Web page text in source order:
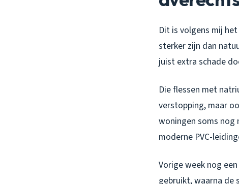
Dit is volgens mij
sterker zijn dan
juist extra schade
Die flessen met
verstopping, maar
woningen soms nog
moderne PVC-
Vorige week nog
gebruikt, waarna de